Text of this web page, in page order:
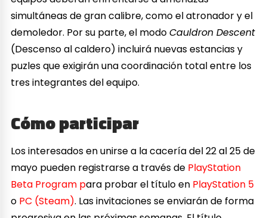
simultáneas de gran calibre, como el atronador y el
demoledor. Por su parte, el modoCauldron Descent
(Descenso al caldero) incluirá nuevas estancias y
puzles que exigirán una coordinación total entre los
tres integrantes del equipo.
Cómo participar
Los interesados en unirse a la cacería del 22 al 25 de
mayo pueden registrarse a través de PlayStation
Beta Program para probar el título en PlayStation 5
o PC (Steam). Las invitaciones se enviarán de forma